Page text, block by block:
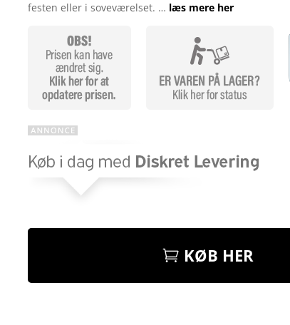
festen eller i soveværelset. … læs mere her
KØB HER